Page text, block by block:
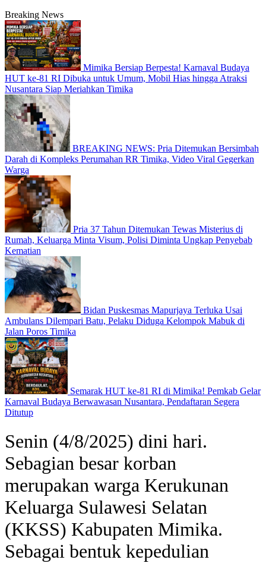
Breaking News
Mimika Bersiap Berpesta! Karnaval Budaya
HUT ke-81 RI Dibuka untuk Umum, Mobil Hias hingga Atraksi
Nusantara Siap Meriahkan Timika
BREAKING NEWS: Pria Ditemukan Bersimbah
Darah di Kompleks Perumahan RR Timika, Video Viral Gegerkan
Warga
Pria 37 Tahun Ditemukan Tewas Misterius di
Rumah, Keluarga Minta Visum, Polisi Diminta Ungkap Penyebab
Kematian
Bidan Puskesmas Mapurjaya Terluka Usai
Ambulans Dilempari Batu, Pelaku Diduga Kelompok Mabuk di
Jalan Poros Timika
Semarak HUT ke-81 RI di Mimika! Pemkab Gelar
Karnaval Budaya Berwawasan Nusantara, Pendaftaran Segera
Ditutup
Senin (4/8/2025) dini hari.
Sebagian besar korban
merupakan warga Kerukunan
Keluarga Sulawesi Selatan
(KKSS) Kabupaten Mimika.
Sebagai bentuk kepedulian